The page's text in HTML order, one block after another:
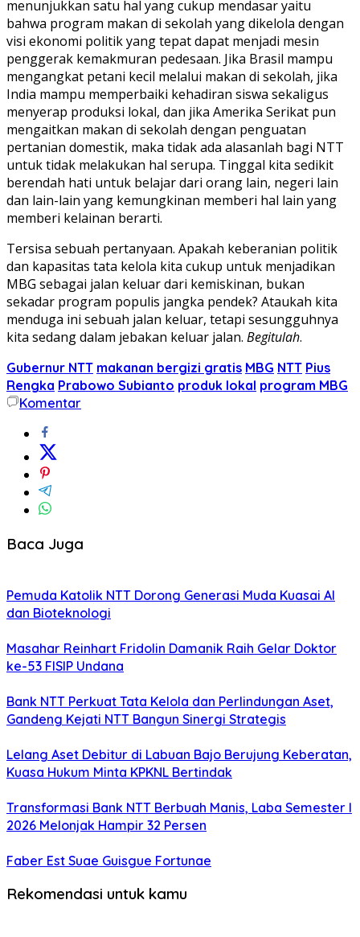
menunjukkan satu hal yang cukup mendasar yaitu
bahwa program makan di sekolah yang dikelola dengan
visi ekonomi politik yang tepat dapat menjadi mesin
penggerak kemakmuran pedesaan. Jika Brasil mampu
mengangkat petani kecil melalui makan di sekolah, jika
India mampu memperbaiki kehadiran siswa sekaligus
menyerap produksi lokal, dan jika Amerika Serikat pun
mengaitkan makan di sekolah dengan penguatan
pertanian domestik, maka tidak ada alasanlah bagi NTT
untuk tidak melakukan hal serupa. Tinggal kita sedikit
berendah hati untuk belajar dari orang lain, negeri lain
dan lain-lain yang kemungkinan memberi hal lain yang
memberi kelainan berarti.
Tersisa sebuah pertanyaan. Apakah keberanian politik
dan kapasitas tata kelola kita cukup untuk menjadikan
MBG sebagai jalan keluar dari kemiskinan, bukan
sekadar program populis jangka pendek? Ataukah kita
menduga ini sebuah jalan keluar, tetapi sesungguhnya
kita sedang dalam jebakan keluar jalan. Begitulah.
Gubernur NTT makanan bergizi gratis MBG NTT Pius
Rengka Prabowo Subianto produk lokal program MBG
Komentar
Baca Juga
Pemuda Katolik NTT Dorong Generasi Muda Kuasai AI
dan Bioteknologi
Masahar Reinhart Fridolin Damanik Raih Gelar Doktor
ke-53 FISIP Undana
Bank NTT Perkuat Tata Kelola dan Perlindungan Aset,
Gandeng Kejati NTT Bangun Sinergi Strategis
Lelang Aset Debitur di Labuan Bajo Berujung Keberatan,
Kuasa Hukum Minta KPKNL Bertindak
Transformasi Bank NTT Berbuah Manis, Laba Semester I
2026 Melonjak Hampir 32 Persen
Faber Est Suae Guisgue Fortunae
Rekomendasi untuk kamu